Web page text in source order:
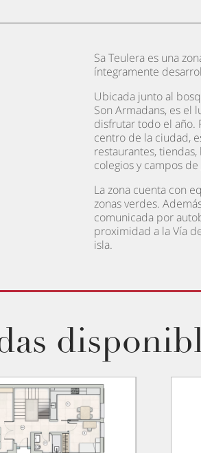
Sa Teulera es una
íntegramente
Ubicada junto al
Son Armadans, es el
disfrutar todo el año.
centro de la ciudad,
restaurantes,
colegios y campos
La zona cuenta con
zonas verdes.
comunicada por
proximidad a la Vía
isla.